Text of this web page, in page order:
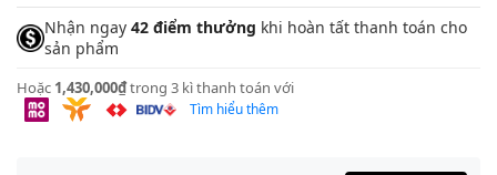
Nhận ngay 42 điểm thưởng khi hoàn tất thanh toán cho
sản phẩm
Hoặc 1,430,000₫trong 3 kì thanh toán với
Tìm hiểu thêm